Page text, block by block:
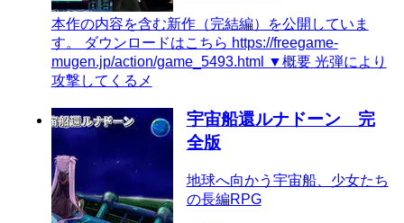
本作の内容を含む新作（完結編）を公開していま
す。 ダウンロードはこちら https://freegame-
mugen.jp/action/game_5493.html ▼概要 光弾により
攻撃してくるメ
宇宙船還ルナドーン 完
全版
地球へ向かう宇宙船、少女たち
の長編RPG